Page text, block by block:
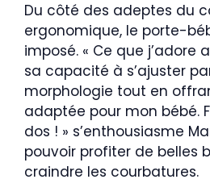
Du côté des adeptes du
ergonomique, le porte-
imposé. « Ce que j’adore
sa capacité à s’ajuster
morphologie tout en
adaptée pour mon bébé.
dos ! » s’enthousiasme
pouvoir profiter de belles
craindre les courbatures.